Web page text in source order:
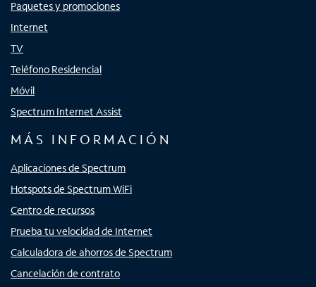
Paquetes y promociones
Internet
TV
Teléfono Residencial
Móvil
Spectrum Internet Assist
MÁS INFORMACIÓN
Aplicaciones de Spectrum
Hotspots de Spectrum WiFi
Centro de recursos
Prueba tu velocidad de Internet
Calculadora de ahorros de Spectrum
Cancelación de contrato